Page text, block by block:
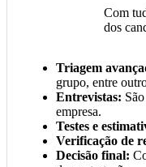
Com
dos
Triagem
grupo, entre
Entrevistas:
empresa.
Testes e
Verificação de
Decisão final: